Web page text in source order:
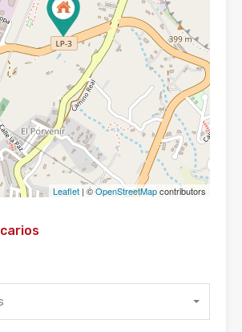
Leaflet | ©OpenStreetMapcontributors